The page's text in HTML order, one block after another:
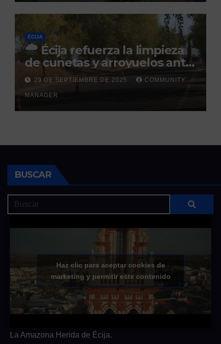
ÉCIJA
Écija refuerza la limpieza
de cunetas y arroyuelos ante
la llegada de las lluvias
otoñales
29 DE SEPTIEMBRE DE 2025 COMMUNITY
MANAGER
BUSCAR
Haz clic para aceptar cookies de
marketing y permitir este contenido
La Amazona Herida de Écija.